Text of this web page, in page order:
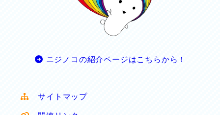
ニジノコの紹介ページはこちらから！
サイトマップ